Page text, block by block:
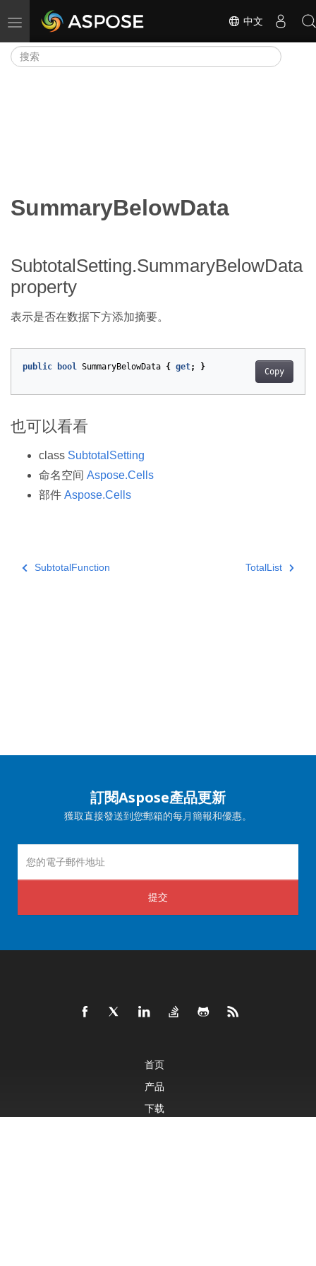
切换导航 中文
SummaryBelowData
SubtotalSetting.SummaryBelowData
property
表示是否在数据下方添加摘要。
Copy
public bool SummaryBelowData { get; }
也可以看看
class SubtotalSetting
命名空间 Aspose.Cells
部件 Aspose.Cells
SubtotalFunction TotalList
訂閱Aspose產品更新
獲取直接發送到您郵箱的每月簡報和優惠。
提交
首页
产品
下载